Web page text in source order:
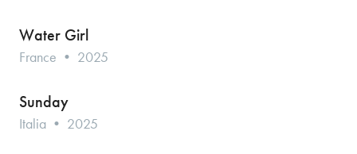
Water Girl
France • 2025
Sunday
Italia • 2025